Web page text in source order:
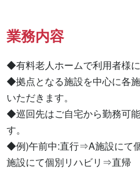
業務内容
◆有料老人ホームで利用者様
◆拠点となる施設を中心に各
いただきます。
◆巡回先はご自宅から勤務可
す。
◆例)午前中:直行⇒A施設にて
施設にて個別リハビリ⇒直帰